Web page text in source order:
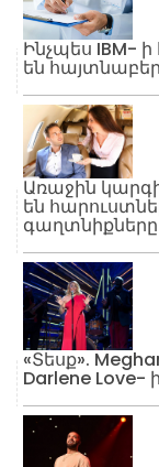
Ինչպես IBM-
են
Առաջին կարգի
են
գաղտնիքները
«Տեսք».
Darlene Love-